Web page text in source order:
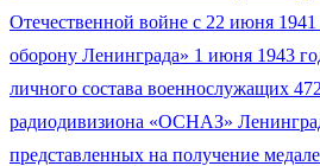
Отечественной войне с 22 июня 1941
оборону Ленинграда» 1 июня 1943
личного состава военнослужащих
радиодивизиона «ОСНАЗ»
представленных на получение